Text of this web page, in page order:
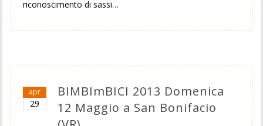
riconoscimento di sassi…
apr
29
BIMBImBICI 2013 Domenica
12 Maggio a San Bonifacio